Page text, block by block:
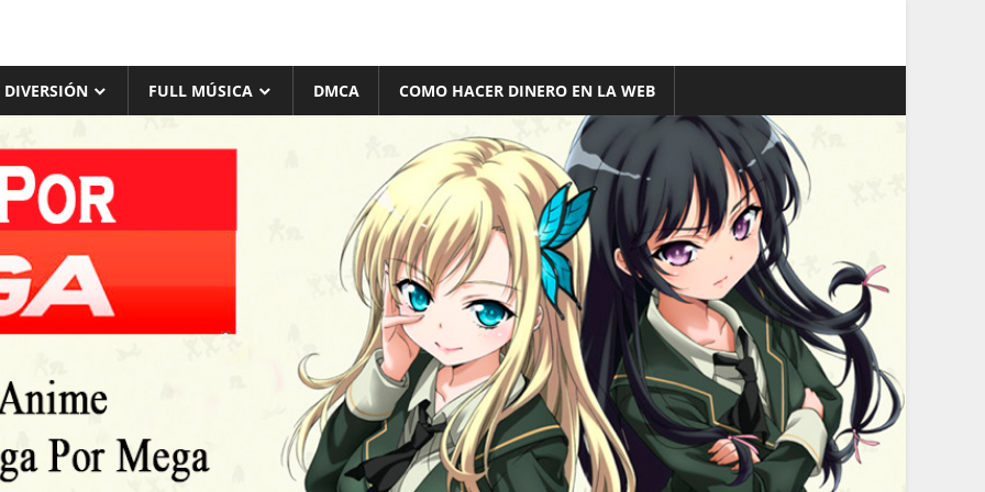
DIVERSIÓN FULL MÚSICA DMCA COMO HACER DINERO EN LA WEB